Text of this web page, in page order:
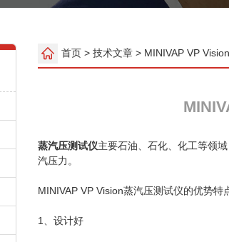
首页> 技术文章> MINIVAP VP
蒸汽压测试仪主要石油、石化、化工等领
汽压力。
MINIVAP VP Vision蒸汽压测试仪的优势特
1、设计好